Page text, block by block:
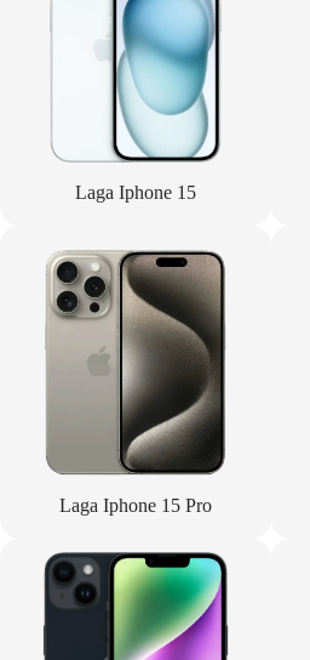
Laga Iphone 15
Laga Iphone 15 Pro